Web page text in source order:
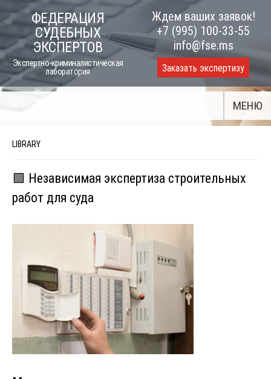
to
content
ФЕДЕРАЦИЯ
СУДЕБНЫХ
ЭКСПЕРТОВ
Экспертно-криминалистическая
лаборатория
Ждем ваших заявок!
+7 (995) 100-33-55
info@fse.ms
Заказать экспертизу
МЕНЮ
LIBRARY
🟩 Независимая экспертиза строительных
работ для суда